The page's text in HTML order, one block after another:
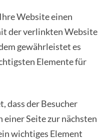
Website einen
der verlinkten Website
gewährleistet es
Elemente für
dass der Besucher
Seite zur nächsten
wichtiges Element